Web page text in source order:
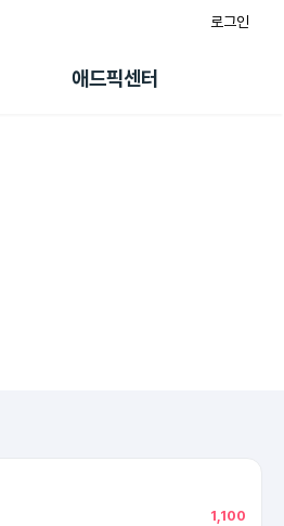
로그인
애드픽센터
멤버십 센터
1,100